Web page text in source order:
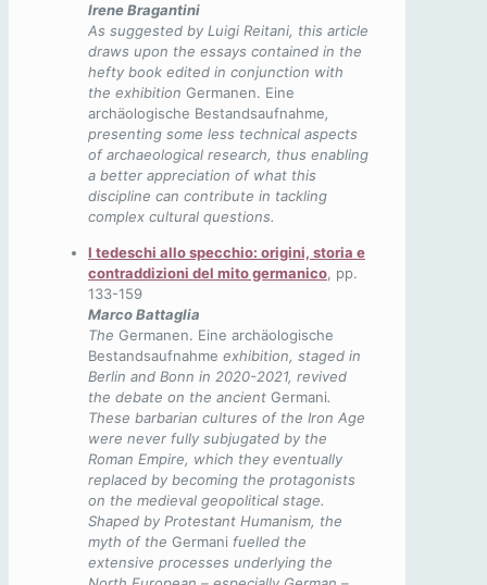
Irene Bragantini
As suggested by Luigi Reitani, this article
draws upon the essays contained in the
hefty book edited in conjunction with
the exhibition Germanen. Eine
archäologische Bestandsaufnahme,
presenting some less technical aspects
of archaeological research, thus enabling
a better appreciation of what this
discipline can contribute in tackling
complex cultural questions.
I tedeschi allo specchio: origini, storia e
contraddizioni del mito germanico, pp.
133-159
Marco Battaglia
The Germanen. Eine archäologische
Bestandsaufnahme exhibition, staged in
Berlin and Bonn in 2020-2021, revived
the debate on the ancient Germani.
These barbarian cultures of the Iron Age
were never fully subjugated by the
Roman Empire, which they eventually
replaced by becoming the protagonists
on the medieval geopolitical stage.
Shaped by Protestant Humanism, the
myth of the Germani fuelled the
extensive processes underlying the